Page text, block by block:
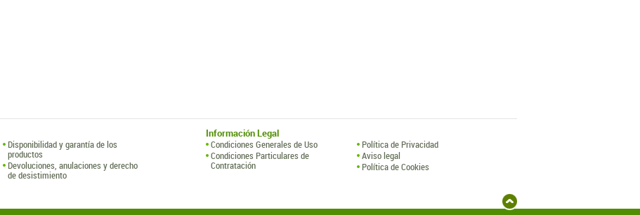
Disponibilidad y garantía de los
productos
Devoluciones, anulaciones y derecho
de desistimiento
Información Legal
Condiciones Generales de Uso
Condiciones Particulares de
Contratación
Política de Privacidad
Aviso legal
Política de Cookies